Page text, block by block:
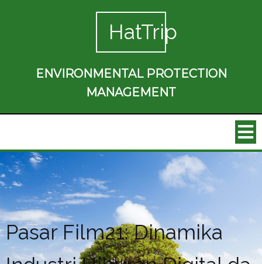
HatTrip
ENVIRONMENTAL PROTECTION
MANAGEMENT
Pasar Film21: Dinamika